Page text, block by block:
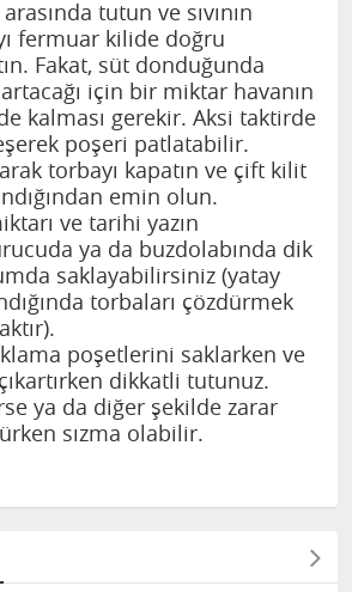
tutun ve sıvının
fermuar kilide doğru
Fakat, süt donduğunda
için bir miktar havanın
kalması gerekir. Aksi taktirde
poşeri patlatabilir.
torbayı kapatın ve çift kilit
emin olun.
ve tarihi yazın
ya da buzdolabında dik
saklayabilirsiniz (yatay
torbaları çözdürmek
poşetlerini saklarken ve
dikkatli tutunuz.
ya da diğer şekilde zarar
sızma olabilir.